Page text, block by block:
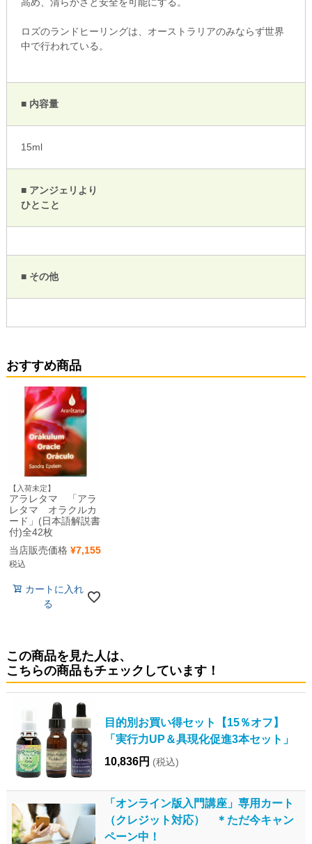
ロズのランドヒーリングは、オーストラリアのみならず世界
中で行われている。
■ 内容量
15ml
■ アンジェリより
ひとこと
■ その他
おすすめ商品
【入荷未定】
アラレタマ 「アラ
レタマ オラクルカ
ード」(日本語解説書
付)全42枚
当店販売価格 ¥7,155
税込
カートに入れ
る
この商品を見た人は、
こちらの商品もチェックしています！
目的別お買い得セット【15％オフ】
「実行力UP＆具現化促進3本セット」
10,836円 (税込)
「オンライン版入門講座」専用カート
（クレジット対応） ＊ただ今キャン
ペーン中！